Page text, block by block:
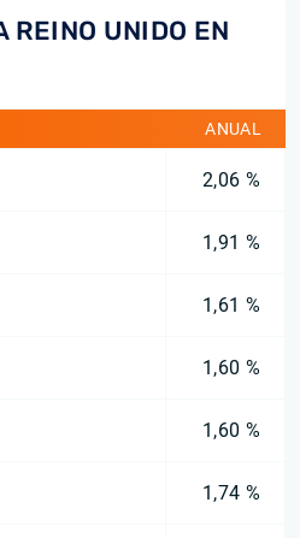
REINO UNIDO EN
ANUAL
2,06 %
1,91 %
1,61 %
1,60 %
1,60 %
1,74 %